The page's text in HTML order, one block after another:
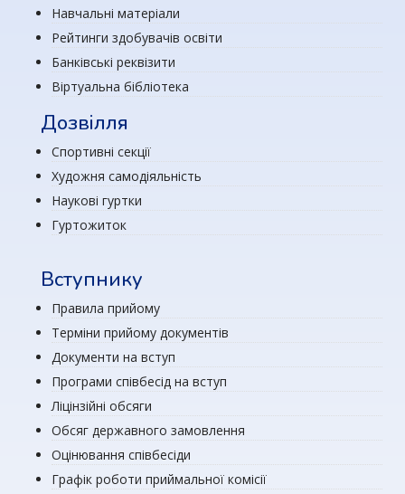
Навчальні матеріали
Рейтинги здобувачів освіти
Банківські реквізити
Віртуальна бібліотека
Дозвілля
Спортивні секції
Художня самодіяльність
Наукові гуртки
Гуртожиток
Вступнику
Правила прийому
Терміни прийому документів
Документи на вступ
Програми співбесід на вступ
Ліцінзійні обсяги
Обсяг державного замовлення
Оцінювання співбесіди
Графік роботи приймальної комісії